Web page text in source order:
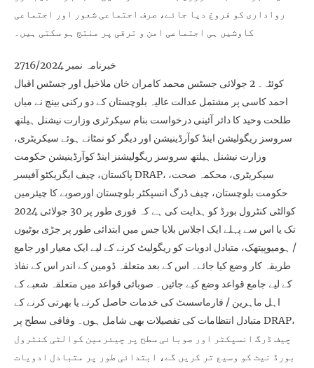
رواداری کو فروغ دیا جائے، صرف اجتماعی شعور اور اجتماعی
کاوشیں ہی اجتماعی امن و ترقی پر منتج ہو سکتی ہیں۔
خبرنامہ نمبر 2716/2024
کوئٹہ۔ 2 جولائی جسٹس محمد کامران خان ملاخیل اور جسٹس اقبال
احمد کاسی پر مشتمل عدالت عالیہ بلوچستان کے دو رکنی بینچ نے میاں
طلحت وحید کا دائر آئینی درخواست بنام سیکرٹری وزارت نیشنل ہیلتھ
سروسز ریگولیشن اینڈ کوآرڈینیشن اور دیگر کو نمٹاتے ہوئے سیکریٹری،
وزارت نیشنل ہیلتھ سروسز ریگولیشنز اینڈ کوآرڈینیشن حکومت
پاکستان، چیف ایگزیکٹو آفیسر DRAP، سیکریٹری، محکمہ صحت،
حکومت بلوچستان، چیف ڈرگ انسپکٹر بلوچستان اورصوبے کا چیئرمین
کوالٹی کنٹرول بورڈ کو ہدایت کی ہے کہ فوری طور پر 30 جولائی 2024
تک یا اس سے پہلے ایک اجلاس بلایا جس میں ابتدائی طور پر جڑی بوٹیوں
/ ہومیوپیتھک، متبادل ادویات کو ریگولیٹ کرنے کے لیے ایک معیار اور جامع
طریقہ کار وضع کیا جائے۔ اس کے بعد متعلقہ ڈومین کے اندر اس کے نفاذ
کے لیے جامع قواعد وضع کیے جائیں۔ صوبائی قواعد میں متعلقہ شعبے کے
اہل ماہرین / فارماسسٹ کی خدمات حاصل کرنے یا بھرتی کرنے کے
متبادل انتظامات کی تفصیلات بھی شامل ہوں۔ وفاقی سطح پر DRAP،
چیف ڈرگ انسپکٹر اور صوبائی سطح پر چیئرمین کوالٹی کنٹرول
بورڈ نیٹ کو وسیع تر کریں گے، ابتدائی طور پر متبادل ادویات